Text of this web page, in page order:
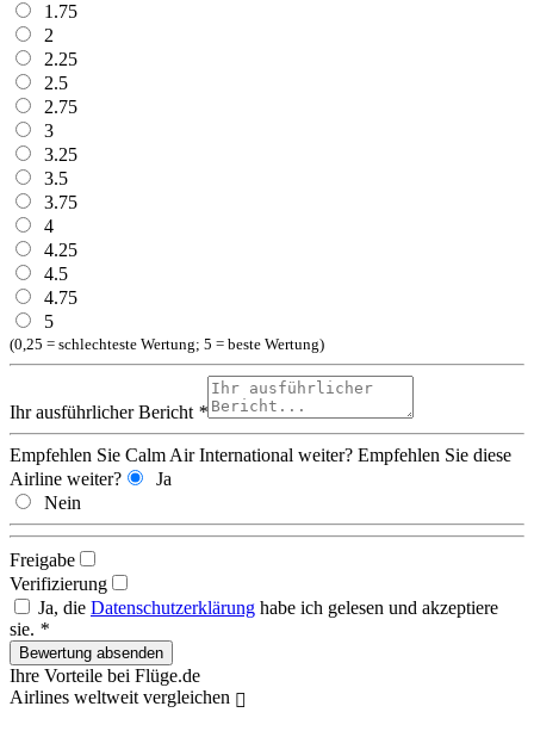
1.75
2
2.25
2.5
2.75
3
3.25
3.5
3.75
4
4.25
4.5
4.75
5
(0,25 = schlechteste Wertung; 5 = beste Wertung)
Ihr ausführlicher Bericht *
Empfehlen Sie Calm Air International weiter? Empfehlen Sie diese
Airline weiter?
Ja
Nein
Freigabe
Verifizierung
Ja, die Datenschutzerklärung habe ich gelesen und akzeptiere
sie. *
Ihre Vorteile bei Flüge.de
Airlines weltweit vergleichen